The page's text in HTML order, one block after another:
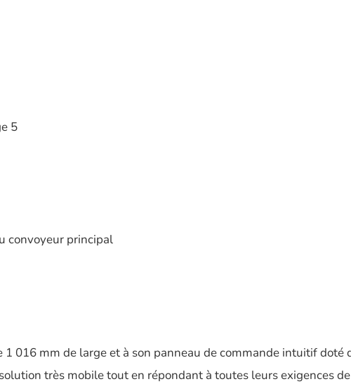
5
convoyeur principal
1 016 mm de large et à son panneau de commande intuitif
très mobile tout en répondant à toutes leurs exigences